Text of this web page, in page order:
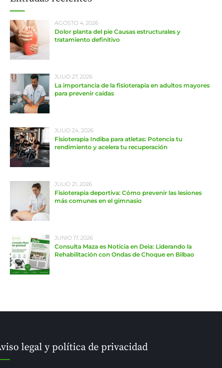
AGOSTO 4, 2026
Dolor planta del pie Causas estructurales y
tratamiento definitivo
JULIO 27, 2026
La importancia de la fisioterapia en adultos mayores
para prevenir caídas
JULIO 24, 2026
Fisioterapia Indiba para atletas: Potencia tu
rendimiento y acelera tu recuperación
JULIO 21, 2026
Fisioterapia deportiva: Cómo prevenir las lesiones
más comunes en el gimnasio
JUNIO 17, 2026
Consulta Maza es Noticia en Deia: Liderando la
Rehabilitación con Ondas de Choque en Bilbao
legal y política de privacidad